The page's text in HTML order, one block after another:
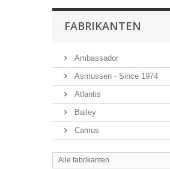
FABRIKANTEN
Ambassador
Asmussen - Since 1974
Atlantis
Bailey
Camus
Alle fabrikanten